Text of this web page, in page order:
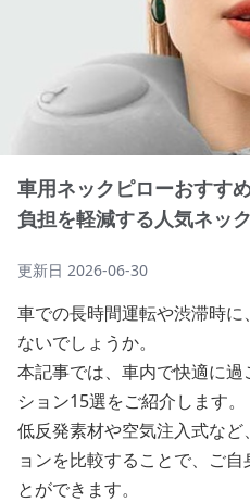
車用ネックピローおすす
負担を軽減する人気ネッ
更新日 2026-06-30
車での長時間運転や渋滞時
ないでしょうか。
本記事では、車内で快適に
ション15選をご紹介します。
低反発素材や空気注入式な
ョンを比較することで、ご
とができます。